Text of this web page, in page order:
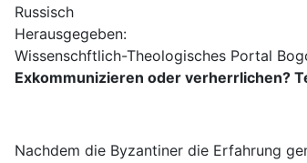
Russisch
Herausgegeben:
Wissenschftlich-Theologisches Portal
Exkommunizieren oder verherrlichen?
Nachdem die Byzantiner die Erfahrung